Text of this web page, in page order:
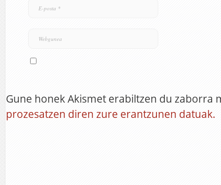
Gune honek Akismet erabiltzen du zaborra
prozesatzen diren zure erantzunen datuak.